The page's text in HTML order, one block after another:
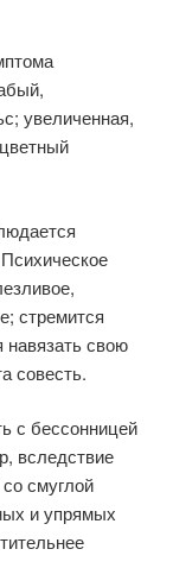
увеличенная,
стремится
свою
совесть.
с бессонницей
вследствие
смуглой
и упрямых